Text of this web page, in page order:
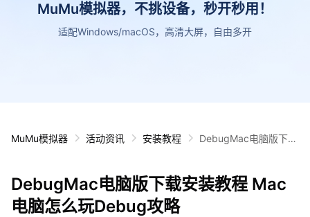
MuMu模拟器，不挑设备，秒开秒用！
适配Windows/macOS，高清大屏，自由多开
MuMu模拟器 活动资讯 安装教程
DebugMac电脑版下载
DebugMac电脑版下载安装教程 Mac
电脑怎么玩Debug攻略